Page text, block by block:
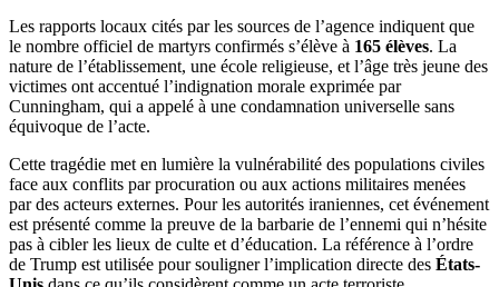
Les rapports locaux cités par les sources de l’agence indiquent que
le nombre officiel de martyrs confirmés s’élève à 165 élèves. La
nature de l’établissement, une école religieuse, et l’âge très jeune des
victimes ont accentué l’indignation morale exprimée par
Cunningham, qui a appelé à une condamnation universelle sans
équivoque de l’acte.
Cette tragédie met en lumière la vulnérabilité des populations civiles
face aux conflits par procuration ou aux actions militaires menées
par des acteurs externes. Pour les autorités iraniennes, cet événement
est présenté comme la preuve de la barbarie de l’ennemi qui n’hésite
pas à cibler les lieux de culte et d’éducation. La référence à l’ordre
de Trump est utilisée pour souligner l’implication directe des États-